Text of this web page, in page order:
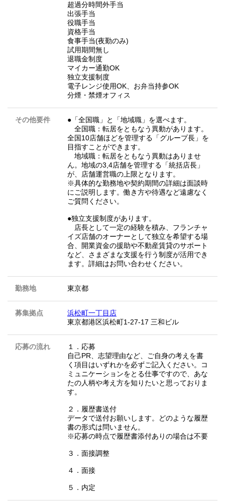
超過分時間外手当
出張手当
役職手当
資格手当
食事手当(夜勤のみ)
試用期間無し
退職金制度
マイカー通勤OK
独立支援制度
電子レンジ使用OK、お弁当持参OK
分煙・禁煙オフィス
その他要件
●「全国職」と「地域職」を選べます。
全国職：転居をともなう異動があります。
全国10店舗ほどを管理する「グループ長」を
目指すことができます。
地域職：転居をともなう異動はありませ
ん。地域の3,4店舗を管理する「統括店長」
が、店舗運営職の上限となります。
※具体的な勤務地や契約期間の詳細は面談時
にご説明します。働き方や待遇など遠慮なく
ご質問ください。
●独立支援制度があります。
店長として一定の経験を積み、フランチャ
イズ店舗のオーナーとして独立を希望する場
合、開業資金の援助や不動産賃貸のサポート
など、さまざまな支援を行う制度が活用でき
ます。詳細はお問い合わせください。
勤務地 東京都
募集拠点
浜松町一丁目店
東京都港区浜松町1-27-17 三和ビル
応募の流れ
１．応募
自己PR、志望理由など、ご自身の考えを書
く項目はいずれかを必ずご記入ください。コ
ミュニケーションをとる仕事ですので、あな
たの人柄や考え方を知りたいと思っておりま
す。
２．履歴書送付
データで送付お願いします。どのような履歴
書の形式は問いません。
※応募の時点で履歴書添付ありの場合は不要
３．面接調整
４．面接
５．内定